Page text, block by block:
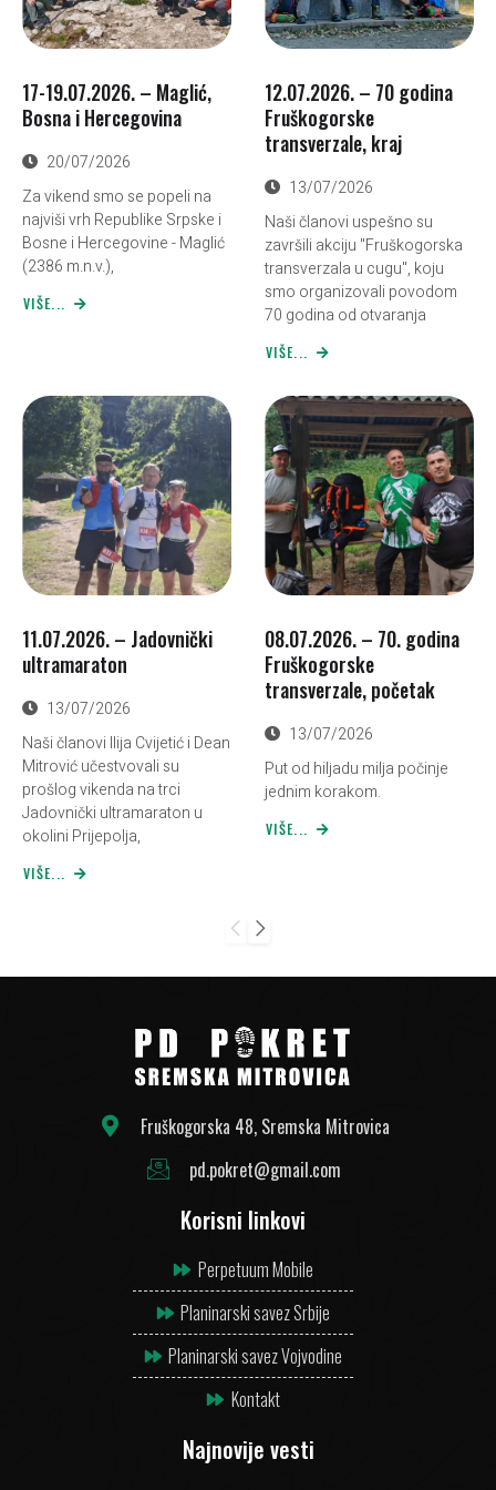
17-19.07.2026. – Maglić,
Bosna i Hercegovina
20/07/2026
Za vikend smo se popeli na
najviši vrh Republike Srpske i
Bosne i Hercegovine - Maglić
(2386 m.n.v.),
VIŠE...
12.07.2026. – 70 godina
Fruškogorske
transverzale, kraj
13/07/2026
Naši članovi uspešno su
završili akciju "Fruškogorska
transverzala u cugu", koju
smo organizovali povodom
70 godina od otvaranja
VIŠE...
11.07.2026. – Jadovnički
ultramaraton
13/07/2026
Naši članovi Ilija Cvijetić i Dean
Mitrović učestvovali su
prošlog vikenda na trci
Jadovnički ultramaraton u
okolini Prijepolja,
VIŠE...
08.07.2026. – 70. godina
Fruškogorske
transverzale, početak
13/07/2026
Put od hiljadu milja počinje
jednim korakom.
VIŠE...
Fruškogorska 48, Sremska Mitrovica
pd.pokret@gmail.com
Korisni linkovi
Perpetuum Mobile
Planinarski savez Srbije
Planinarski savez Vojvodine
Kontakt
Najnovije vesti